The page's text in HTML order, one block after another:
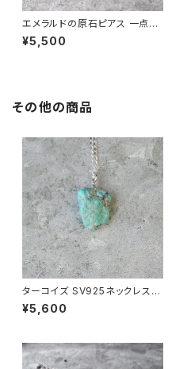
エメラルドの原石ピアス 一点も
の 鉱物 天然石 金属アレルギー
対応 ハンドメイド アクセサリー
¥5,500
その他の商品
ターコイズ SV925ネックレス
原石 一点もの 鉱物 天然石 パ
ワーストーン (No.2184)
¥5,600